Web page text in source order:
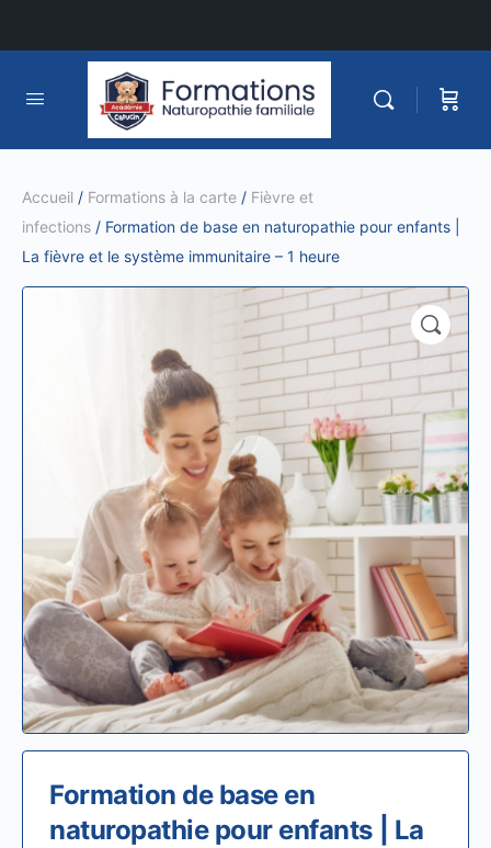
Accueil / Formations à la carte / Fièvre et
infections / Formation de base en naturopathie pour enfants |
La fièvre et le système immunitaire – 1 heure
Formation de base en
naturopathie pour enfants | La